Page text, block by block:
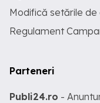
Modifică setările
Regulament
Parteneri
Publi24.ro -